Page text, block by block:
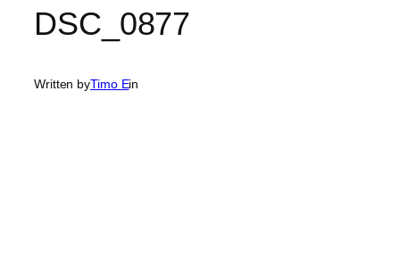
DSC_0877
Written byTimo Ein